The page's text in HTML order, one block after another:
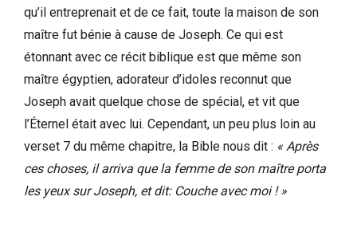
qu’il entreprenait et de ce fait, toute la maison de son
maître fut bénie à cause de Joseph. Ce qui est
étonnant avec ce récit biblique est que même son
maître égyptien, adorateur d’idoles reconnut que
Joseph avait quelque chose de spécial, et vit que
l’Éternel était avec lui. Cependant, un peu plus loin au
verset 7 du même chapitre, la Bible nous dit : « Après
ces choses, il arriva que la femme de son maître porta
les yeux sur Joseph, et dit: Couche avec moi ! »